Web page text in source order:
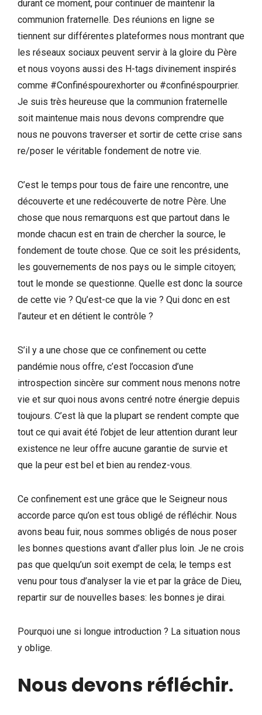
durant ce moment, pour continuer de maintenir la
communion fraternelle. Des réunions en ligne se
tiennent sur différentes plateformes nous montrant que
les réseaux sociaux peuvent servir à la gloire du Père
et nous voyons aussi des H-tags divinement inspirés
comme #Confinéspourexhorter ou #confinéspourprier.
Je suis très heureuse que la communion fraternelle
soit maintenue mais nous devons comprendre que
nous ne pouvons traverser et sortir de cette crise sans
re/poser le véritable fondement de notre vie.
C’est le temps pour tous de faire une rencontre, une
découverte et une redécouverte de notre Père. Une
chose que nous remarquons est que partout dans le
monde chacun est en train de chercher la source, le
fondement de toute chose. Que ce soit les présidents,
les gouvernements de nos pays ou le simple citoyen;
tout le monde se questionne. Quelle est donc la source
de cette vie ? Qu’est-ce que la vie ? Qui donc en est
l’auteur et en détient le contrôle ?
S’il y a une chose que ce confinement ou cette
pandémie nous offre, c’est l’occasion d’une
introspection sincère sur comment nous menons notre
vie et sur quoi nous avons centré notre énergie depuis
toujours. C’est là que la plupart se rendent compte que
tout ce qui avait été l’objet de leur attention durant leur
existence ne leur offre aucune garantie de survie et
que la peur est bel et bien au rendez-vous.
Ce confinement est une grâce que le Seigneur nous
accorde parce qu’on est tous obligé de réfléchir. Nous
avons beau fuir, nous sommes obligés de nous poser
les bonnes questions avant d’aller plus loin. Je ne crois
pas que quelqu’un soit exempt de cela; le temps est
venu pour tous d’analyser la vie et par la grâce de Dieu,
repartir sur de nouvelles bases: les bonnes je dirai.
Pourquoi une si longue introduction ? La situation nous
y oblige.
Nous devons réfléchir.